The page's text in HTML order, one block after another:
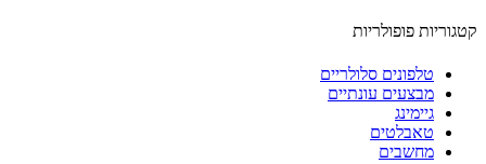
פופולריות
טלפונים סלולריים
מבצעים עונתיים
גיימינג
טאבלטים
מחשבים